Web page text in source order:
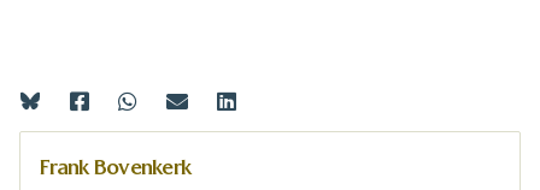
Frank Bovenkerk